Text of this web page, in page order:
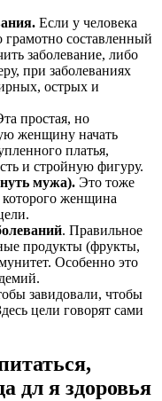
Если у человека
грамотно составленный
заболевание, либо
при заболеваниях
острых и
простая, но
женщину начать
платья,
и стройную фигуру.
мужа). Это тоже
женщина
. Правильное
продукты (фрукты,
Особенно это
завидовали, чтобы
цели говорят сами
дл я здоровья